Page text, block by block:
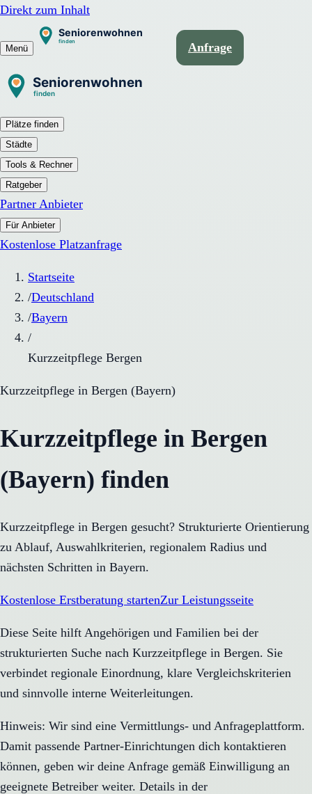
Direkt zum Inhalt
Menü Anfrage
Plätze finden
Städte
Tools & Rechner
Ratgeber
Partner Anbieter
Für Anbieter
Kostenlose Platzanfrage
Startseite
/Deutschland
/Bayern
/
Kurzzeitpflege Bergen
Kurzzeitpflege in Bergen (Bayern)
Kurzzeitpflege in Bergen
(Bayern) finden
Kurzzeitpflege in Bergen gesucht? Strukturierte Orientierung
zu Ablauf, Auswahlkriterien, regionalem Radius und
nächsten Schritten in Bayern.
Kostenlose Erstberatung startenZur Leistungsseite
Diese Seite hilft Angehörigen und Familien bei der
strukturierten Suche nach Kurzzeitpflege in Bergen. Sie
verbindet regionale Einordnung, klare Vergleichskriterien
und sinnvolle interne Weiterleitungen.
Hinweis: Wir sind eine Vermittlungs- und Anfrageplattform.
Damit passende Partner-Einrichtungen dich kontaktieren
können, geben wir deine Anfrage gemäß Einwilligung an
geeignete Betreiber weiter. Details in der